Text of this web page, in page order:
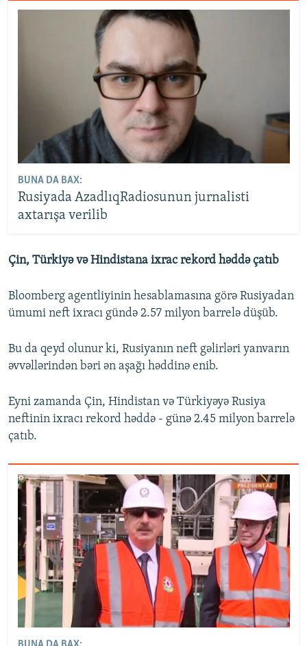
BUNA DA BAX:
Rusiyada AzadlıqRadiosunun jurnalisti
axtarışa verilib
Çin, Türkiyə və Hindistana ixrac rekord həddə çatıb
Bloomberg agentliyinin hesablamasına görə Rusiyadan
ümumi neft ixracı gündə 2.57 milyon barrelə düşüb.
Bu da qeyd olunur ki, Rusiyanın neft gəlirləri yanvarın
əvvəllərindən bəri ən aşağı həddinə enib.
Eyni zamanda Çin, Hindistan və Türkiyəyə Rusiya
neftinin ixracı rekord həddə - günə 2.45 milyon barrelə
çatıb.